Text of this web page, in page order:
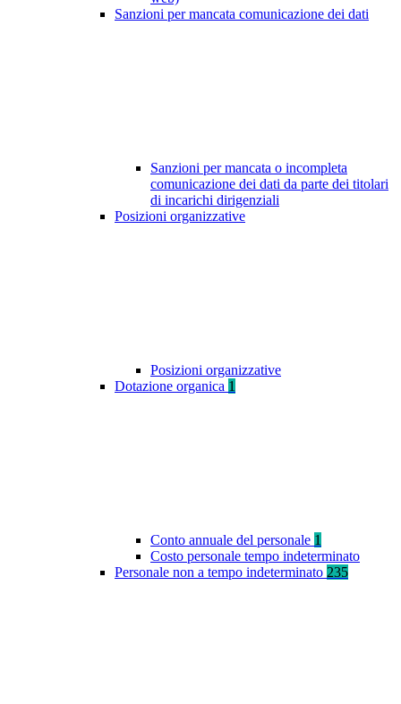
Sanzioni per mancata comunicazione dei dati
Sanzioni per mancata o incompleta
comunicazione dei dati da parte dei titolari
di incarichi dirigenziali
Posizioni organizzative
Posizioni organizzative
Dotazione organica 1
Conto annuale del personale 1
Costo personale tempo indeterminato
Personale non a tempo indeterminato 235